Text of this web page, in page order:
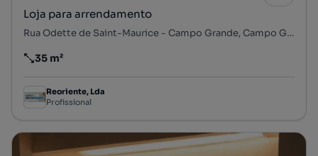
Loja para arrendamento
Rua Odette de Saint-Maurice - Campo Grande, Campo Grande, Alvalade, Lisboa, Lisboa
Preço por metro quadrado
35 m²
Reoriente, Lda
Profissional